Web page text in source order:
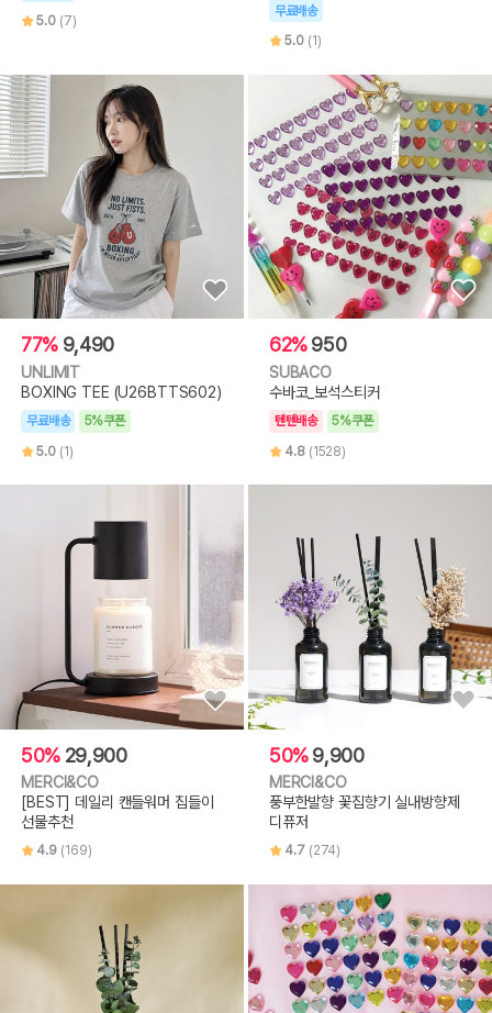
5.0 (7)
무료배송
5.0 (1)
77% 9,490
UNLIMIT
BOXING TEE (U26BTTS602)
무료배송
5%쿠폰
5.0 (1)
62%950
SUBACO
수바코_보석스티커
텐텐배송
5%쿠폰
4.8 (1528)
50% 29,900
MERCI&CO
[BEST] 데일리 캔들워머 집들이
선물추천
4.9 (169)
50%9,900
MERCI&CO
풍부한발향 꽃집향기 실내방향제
디퓨저
4.7 (274)